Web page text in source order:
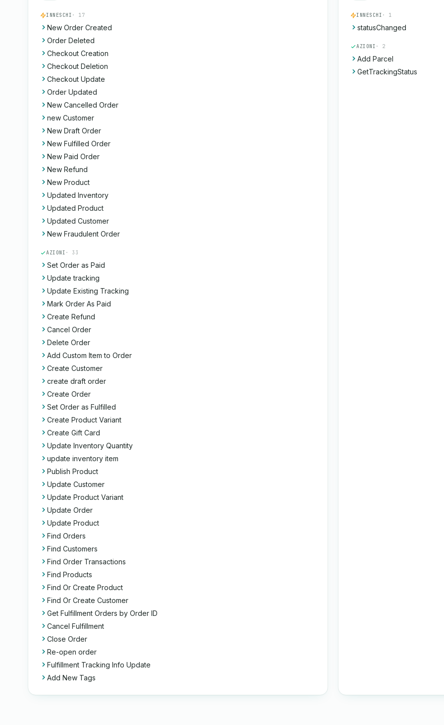
INNESCHI · 17
New Order Created
Order Deleted
Checkout Creation
Checkout Deletion
Checkout Update
Order Updated
New Cancelled Order
new Customer
New Draft Order
New Fulfilled Order
New Paid Order
New Refund
New Product
Updated Inventory
Updated Product
Updated Customer
New Fraudulent Order
AZIONI · 33
Set Order as Paid
Update tracking
Update Existing Tracking
Mark Order As Paid
Create Refund
Cancel Order
Delete Order
Add Custom Item to Order
Create Customer
create draft order
Create Order
Set Order as Fulfilled
Create Product Variant
Create Gift Card
Update Inventory Quantity
update inventory item
Publish Product
Update Customer
Update Product Variant
Update Order
Update Product
Find Orders
Find Customers
Find Order Transactions
Find Products
Find Or Create Product
Find Or Create Customer
Get Fulfillment Orders by Order ID
Cancel Fulfillment
Close Order
Re-open order
Fulfillment Tracking Info Update
Add New Tags
INNESCHI · 1
statusChanged
AZIONI · 2
Add Parcel
GetTrackingStatus